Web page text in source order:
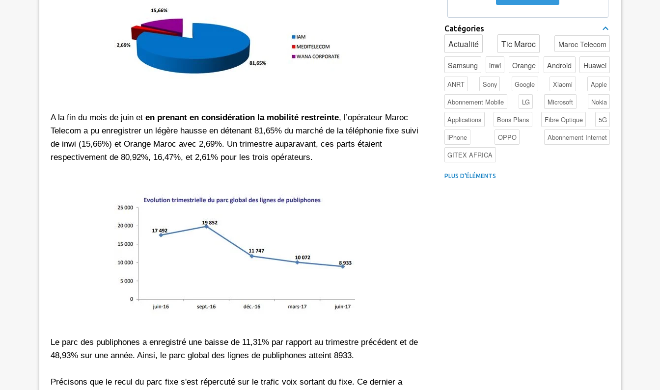
A la fin du mois de juin et en prenant en considération la mobilité restreinte, l’opérateur Maroc
Telecom a pu enregistrer un légère hausse en détenant 81,65% du marché de la téléphonie fixe suivi
de inwi (15,66%) et Orange Maroc avec 2,69%. Un trimestre auparavant, ces parts étaient
respectivement de 80,92%, 16,47%, et 2,61% pour les trois opérateurs.
Le parc des publiphones a enregistré une baisse de 11,31% par rapport au trimestre précédent et de
48,93% sur une année. Ainsi, le parc global des lignes de publiphones atteint 8933.
Précisons que le recul du parc fixe s'est répercuté sur le trafic voix sortant du fixe. Ce dernier a
Catégories
Actualité Tic Maroc Maroc Telecom
Samsung inwi Orange Android Huawei
ANRT Sony Google Xiaomi
Apple
Abonnement Mobile
LG Microsoft
Nokia
Applications
Bons Plans Fibre Optique
5G
iPhone
OPPO
Abonnement Internet
GITEX AFRICA
4G au Maroc
PLUS D'ÉLÉMENTS